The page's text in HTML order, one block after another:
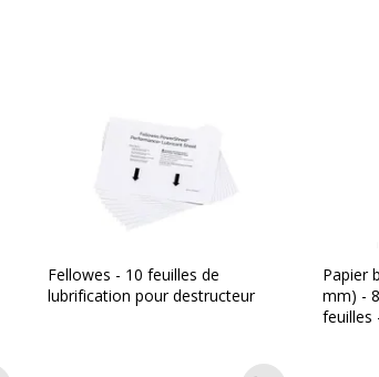
Fellowes - 10 feuilles de
lubrification pour destructeur
Papier
mm) -
feuilles